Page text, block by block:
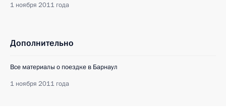
1 ноября 2011 года
Дополнительно
Все материалы о поездке в Барнаул
1 ноября 2011 года